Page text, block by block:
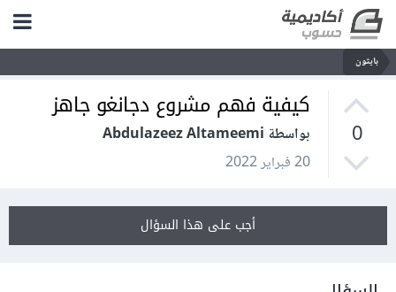
بايثون
0
كيفية فهم مشروع دجانغو جاهز
بواسطة Abdulazeez Altameemi
20 فبراير 2022
أجب على هذا السؤال